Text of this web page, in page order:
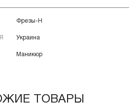
Фрезы-Н
Украина
Маникюр
ТОВАРЫ